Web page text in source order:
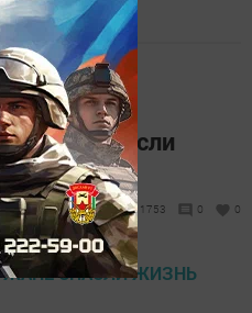
спасли
1753 0 0